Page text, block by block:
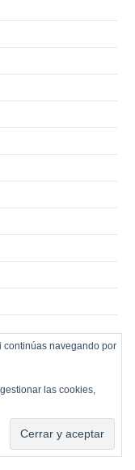
continúas navegando por
las cookies,